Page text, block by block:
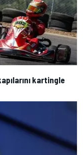
kartingle